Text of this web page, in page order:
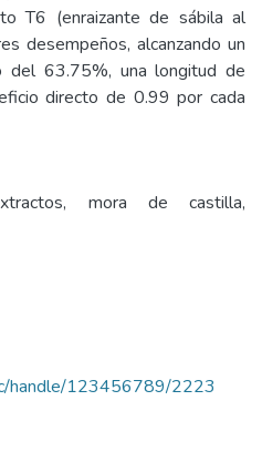
T6 (enraizante de sábila al
desempeños, alcanzando un
del 63.75%, una longitud de
directo de 0.99 por cada
mora de castilla,
handle/123456789/2223